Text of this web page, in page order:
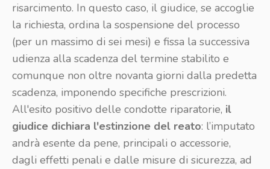
risarcimento. In questo caso, il giudice, se accoglie
la richiesta, ordina la sospensione del processo
(per un massimo di sei mesi) e fissa la successiva
udienza alla scadenza del termine stabilito e
comunque non oltre novanta giorni dalla predetta
scadenza, imponendo specifiche prescrizioni.
All'esito positivo delle condotte riparatorie, il
giudice dichiara l'estinzione del reato: l’imputato
andrà esente da pene, principali o accessorie,
dagli effetti penali e dalle misure di sicurezza, ad